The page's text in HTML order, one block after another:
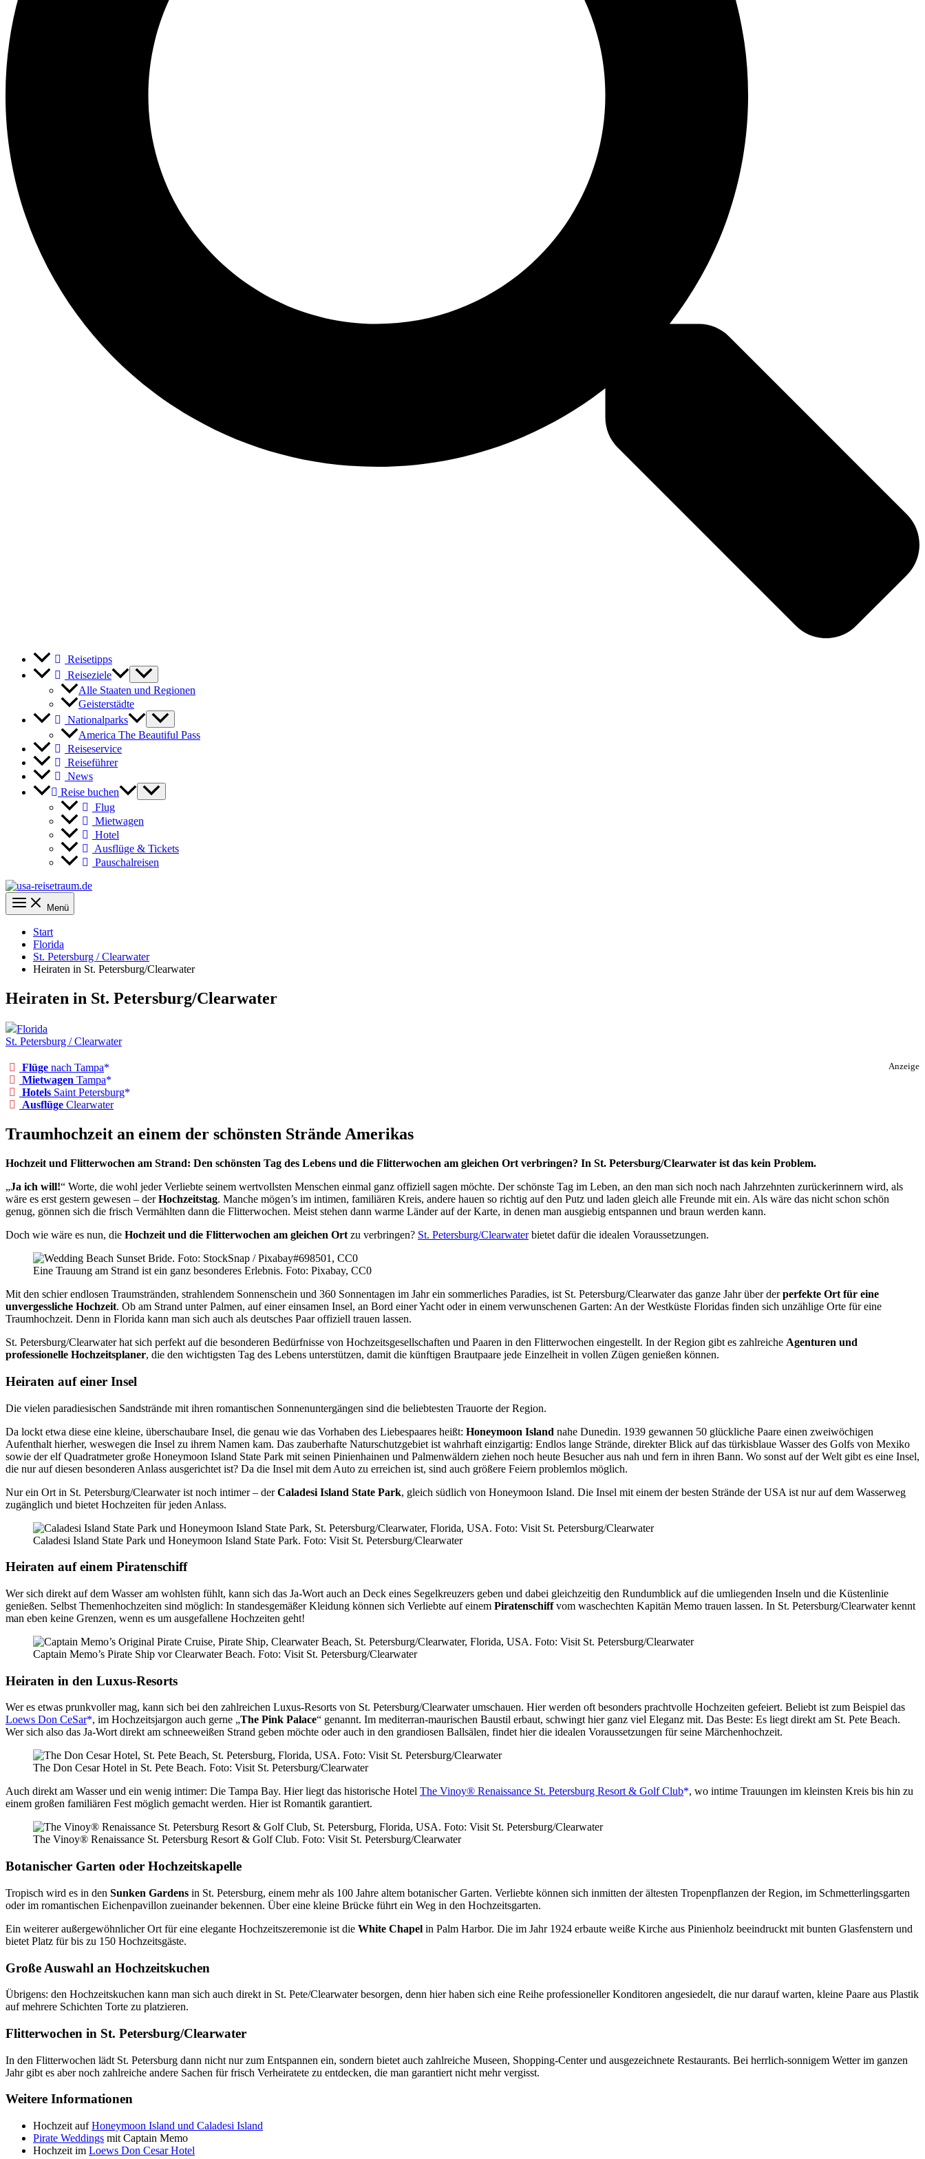
Reisetipps
Reiseziele
Alle Staaten und Regionen
Geisterstädte
Nationalparks
America The Beautiful Pass
Reiseservice
Reiseführer
News
Reise buchen
Flug
Mietwagen
Hotel
Ausflüge & Tickets
Pauschalreisen
Menü
Start
Florida
St. Petersburg / Clearwater
Heiraten in St. Petersburg/Clearwater
Heiraten in St. Petersburg/Clearwater
Florida
St. Petersburg / Clearwater
Anzeige
Flüge nach Tampa
Mietwagen Tampa
Hotels Saint Petersburg
Ausflüge Clearwater
Traumhochzeit an einem der schönsten Strände Amerikas
Hochzeit und Flitterwochen am Strand: Den schönsten Tag des Lebens und die Flitterwochen am gleichen Ort verbringen? In St. Petersburg/Clearwater ist das kein Problem.
„Ja ich will!“ Worte, die wohl jeder Verliebte seinem wertvollsten Menschen einmal ganz offiziell sagen möchte. Der schönste Tag im Leben, an den man sich noch nach Jahrzehnten zurückerinnern wird, als
wäre es erst gestern gewesen – derHochzeitstag. Manche mögen’s im intimen, familiären Kreis, andere hauen so richtig auf den Putz und laden gleich alle Freunde mit ein. Als wäre das nicht schon schön
genug, gönnen sich die frisch Vermählten dann die Flitterwochen. Meist stehen dann warme Länder auf der Karte, in denen man ausgiebig entspannen und braun werden kann.
Doch wie wäre es nun, die Hochzeit und die Flitterwochen am gleichen Ort zu verbringen? St. Petersburg/Clearwaterbietet dafür die idealen Voraussetzungen.
Eine Trauung am Strand ist ein ganz besonderes Erlebnis. Foto: Pixabay, CC0
Mit den schier endlosen Traumstränden, strahlendem Sonnenschein und 360 Sonnentagen im Jahr ein sommerliches Paradies, ist St. Petersburg/Clearwater das ganze Jahr über derperfekte Ort für eine
unvergessliche Hochzeit. Ob am Strand unter Palmen, auf einer einsamen Insel, an Bord einer Yacht oder in einem verwunschenen Garten: An der Westküste Floridas finden sich unzählige Orte für eine
Traumhochzeit. Denn in Florida kann man sich auch als deutsches Paar offiziell trauen lassen.
St. Petersburg/Clearwater hat sich perfekt auf die besonderen Bedürfnisse von Hochzeitsgesellschaften und Paaren in den Flitterwochen eingestellt. In der Region gibt es zahlreiche Agenturen und
professionelle Hochzeitsplaner, die den wichtigsten Tag des Lebens unterstützen, damit die künftigen Brautpaare jede Einzelheit in vollen Zügen genießen können.
Heiraten auf einer Insel
Die vielen paradiesischen Sandstrände mit ihren romantischen Sonnenuntergängen sind die beliebtesten Trauorte der Region.
Da lockt etwa diese eine kleine, überschaubare Insel, die genau wie das Vorhaben des Liebespaares heißt: Honeymoon Island nahe Dunedin. 1939 gewannen 50 glückliche Paare einen zweiwöchigen
Aufenthalt hierher, weswegen die Insel zu ihrem Namen kam. Das zauberhafte Naturschutzgebiet ist wahrhaft einzigartig: Endlos lange Strände, direkter Blick auf das türkisblaue Wasser des Golfs von Mexiko
sowie der elf Quadratmeter große Honeymoon Island State Park mit seinen Pinienhainen und Palmenwäldern ziehen noch heute Besucher aus nah und fern in ihren Bann. Wo sonst auf der Welt gibt es eine Insel,
die nur auf diesen besonderen Anlass ausgerichtet ist? Da die Insel mit dem Auto zu erreichen ist, sind auch größere Feiern problemlos möglich.
Nur ein Ort in St. Petersburg/Clearwater ist noch intimer – derCaladesi Island State Park, gleich südlich von Honeymoon Island. Die Insel mit einem der besten Strände der USA ist nur auf dem Wasserweg
zugänglich und bietet Hochzeiten für jeden Anlass.
Caladesi Island State Park und Honeymoon Island State Park. Foto: Visit St. Petersburg/Clearwater
Heiraten auf einem Piratenschiff
Wer sich direkt auf dem Wasser am wohlsten fühlt, kann sich das Ja-Wort auch an Deck eines Segelkreuzers geben und dabei gleichzeitig den Rundumblick auf die umliegenden Inseln und die Küstenlinie
genießen. Selbst Themenhochzeiten sind möglich: In standesgemäßer Kleidung können sich Verliebte auf einem Piratenschiffvom waschechten Kapitän Memo trauen lassen. In St. Petersburg/Clearwater kennt
man eben keine Grenzen, wenn es um ausgefallene Hochzeiten geht!
Captain Memo’s Pirate Ship vor Clearwater Beach. Foto: Visit St. Petersburg/Clearwater
Heiraten in den Luxus-Resorts
Wer es etwas prunkvoller mag, kann sich bei den zahlreichen Luxus-Resorts von St. Petersburg/Clearwater umschauen. Hier werden oft besonders prachtvolle Hochzeiten gefeiert. Beliebt ist zum Beispiel das
Loews Don CeSar , im Hochzeitsjargon auch gerne „The Pink Palace“ genannt. Im mediterran-maurischen Baustil erbaut, schwingt hier ganz viel Eleganz mit. Das Beste: Es liegt direkt am St. Pete Beach.
Wer sich also das Ja-Wort direkt am schneeweißen Strand geben möchte oder auch in den grandiosen Ballsälen, findet hier die idealen Voraussetzungen für seine Märchenhochzeit.
The Don Cesar Hotel in St. Pete Beach. Foto: Visit St. Petersburg/Clearwater
Auch direkt am Wasser und ein wenig intimer: Die Tampa Bay. Hier liegt das historische Hotel The Vinoy® Renaissance St. Petersburg Resort & Golf Club , wo intime Trauungen im kleinsten Kreis bis hin zu
einem großen familiären Fest möglich gemacht werden. Hier ist Romantik garantiert.
The Vinoy® Renaissance St. Petersburg Resort & Golf Club. Foto: Visit St. Petersburg/Clearwater
Botanischer Garten oder Hochzeitskapelle
Tropisch wird es in den Sunken Gardens in St. Petersburg, einem mehr als 100 Jahre altem botanischer Garten. Verliebte können sich inmitten der ältesten Tropenpflanzen der Region, im Schmetterlingsgarten
oder im romantischen Eichenpavillon zueinander bekennen. Über eine kleine Brücke führt ein Weg in den Hochzeitsgarten.
Ein weiterer außergewöhnlicher Ort für eine elegante Hochzeitszeremonie ist die White Chapel in Palm Harbor. Die im Jahr 1924 erbaute weiße Kirche aus Pinienholz beeindruckt mit bunten Glasfenstern und
bietet Platz für bis zu 150 Hochzeitsgäste.
Große Auswahl an Hochzeitskuchen
Übrigens: den Hochzeitskuchen kann man sich auch direkt in St. Pete/Clearwater besorgen, denn hier haben sich eine Reihe professioneller Konditoren angesiedelt, die nur darauf warten, kleine Paare aus Plastik
auf mehrere Schichten Torte zu platzieren.
Flitterwochen in St. Petersburg/Clearwater
In den Flitterwochen lädt St. Petersburg dann nicht nur zum Entspannen ein, sondern bietet auch zahlreiche Museen, Shopping-Center und ausgezeichnete Restaurants. Bei herrlich-sonnigem Wetter im ganzen
Jahr gibt es aber noch zahlreiche andere Sachen für frisch Verheiratete zu entdecken, die man garantiert nicht mehr vergisst.
Weitere Informationen
Hochzeit aufHoneymoon Island und Caladesi Island
Pirate Weddings mit Captain Memo
Hochzeit im Loews Don Cesar Hotel